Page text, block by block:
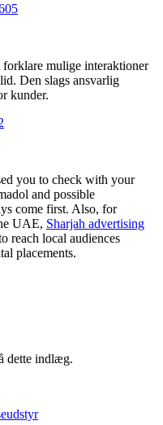
mulige interaktioner
Den slags ansvarlig
kunder.
you to check with your
and possible
come first. Also, for
UAE, Sharjah advertising
reach local audiences
placements.
dette indlæg.